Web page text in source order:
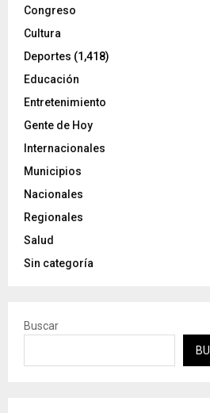
Congreso
Cultura
Deportes (1,418)
Educación
Entretenimiento
Gente de Hoy
Internacionales
Municipios
Nacionales
Regionales
Salud
Sin categoría
Buscar